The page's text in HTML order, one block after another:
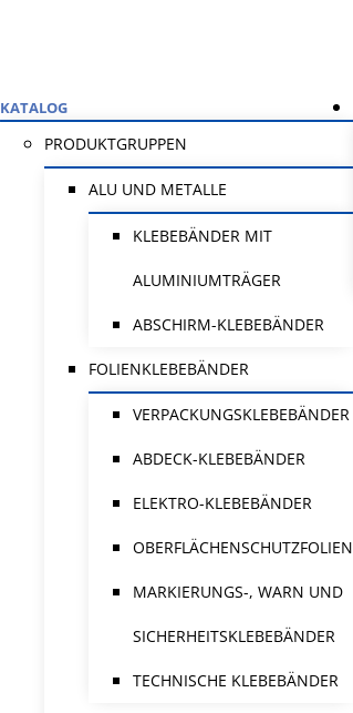
KATALOG
PRODUKTGRUPPEN
ALU UND METALLE
KLEBEBÄNDER MIT
ALUMINIUMTRÄGER
ABSCHIRM-KLEBEBÄNDER
FOLIENKLEBEBÄNDER
VERPACKUNGSKLEBEBÄNDER
ABDECK-KLEBEBÄNDER
ELEKTRO-KLEBEBÄNDER
OBERFLÄCHENSCHUTZFOLIEN
MARKIERUNGS-, WARN UND
SICHERHEITSKLEBEBÄNDER
TECHNISCHE KLEBEBÄNDER